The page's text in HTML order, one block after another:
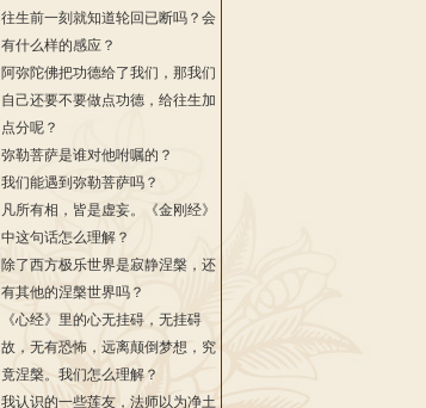
往生前一刻就知道轮回已断吗？会
有什么样的感应？
阿弥陀佛把功德给了我们，那我们
自己还要不要做点功德，给往生加
点分呢？
弥勒菩萨是谁对他咐嘱的？
我们能遇到弥勒菩萨吗？
凡所有相，皆是虚妄。《金刚经》
中这句话怎么理解？
除了西方极乐世界是寂静涅槃，还
有其他的涅槃世界吗？
《心经》里的心无挂碍，无挂碍
故，无有恐怖，远离颠倒梦想，究
竟涅槃。我们怎么理解？
我认识的一些莲友，法师以为净土